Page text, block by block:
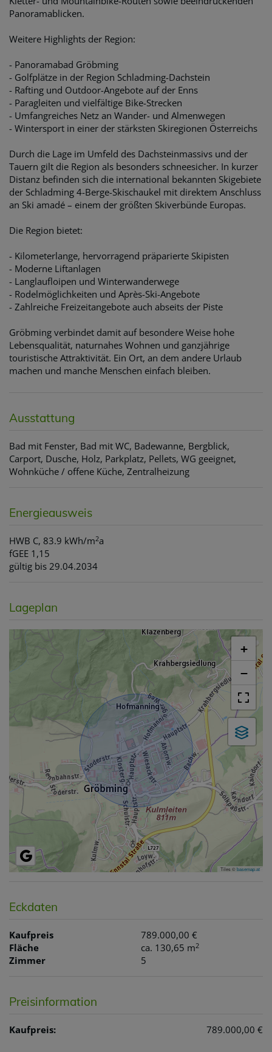
Panoramablicken.
Weitere Highlights der Region:
- Panoramabad Gröbming
- Golfplätze in der Region Schladming-Dachstein
- Rafting und Outdoor-Angebote auf der Enns
- Paragleiten und vielfältige Bike-Strecken
- Umfangreiches Netz an Wander- und Almenwegen
- Wintersport in einer der stärksten Skiregionen Österreichs
Durch die Lage im Umfeld des Dachsteinmassivs und der
Tauern gilt die Region als besonders schneesicher. In kurzer
Distanz befinden sich die international bekannten Skigebiete
der Schladming 4-Berge-Skischaukel mit direktem Anschluss
an Ski amadé – einem der größten Skiverbünde Europas.
Die Region bietet:
- Kilometerlange, hervorragend präparierte Skipisten
- Moderne Liftanlagen
- Langlaufloipen und Winterwanderwege
- Rodelmöglichkeiten und Après-Ski-Angebote
- Zahlreiche Freizeitangebote auch abseits der Piste
Gröbming verbindet damit auf besondere Weise hohe
Lebensqualität, naturnahes Wohnen und ganzjährige
touristische Attraktivität. Ein Ort, an dem andere Urlaub
machen und manche Menschen einfach bleiben.
Ausstattung
Bad mit Fenster Bad mit WC Badewanne Bergblick
Carport Dusche Holz Parkplatz Pellets WG geeignet
Wohnküche / offene Küche Zentralheizung
Energieausweis
HWB C, 83.9 kWh/m2a
fGEE 1,15
gültig bis 29.04.2034
Lageplan
+
−
Tiles ©basemap.at
Eckdaten
Kaufpreis
789.000,00 €
Fläche
ca. 130,65 m2
Zimmer 5
Preisinformation
Kaufpreis: 789.000,00 €